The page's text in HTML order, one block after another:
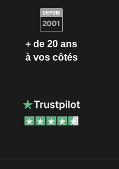
+ de 20 ans
à vos côtés